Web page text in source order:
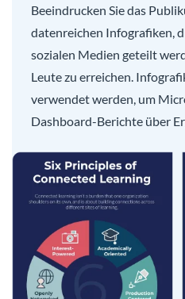
Beeindrucken Sie das
datenreichen Infografiken,
sozialen Medien geteilt
Leute zu erreichen.
verwendet werden, um
Dashboard-Berichte über